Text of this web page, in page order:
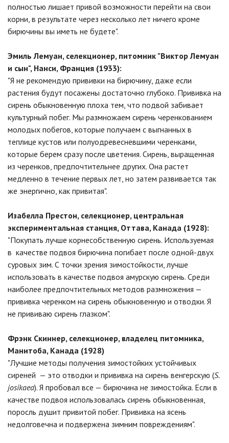
полностью лишает привой возможности перейти на свои
корни, в результате через несколько лет ничего кроме
бирючины вы иметь не будете".
Эмиль Лемуан, селекционер, питомник "Виктор Лемуан
и сын", Нанси, Франция (1933):
"Я не рекомендую прививки на бирючину, даже если
растения будут посажены достаточно глубоко. Прививка на
сирень обыкновенную плоха тем, что подвой забивает
культурный побег. Мы размножаем сирень черенкованием
молодых побегов, которые получаем с выгнанных в
теплице кустов или полуодревесневшими черенками,
которые берем сразу после цветения. Сирень, выращенная
из черенков, предпочтительнее других. Она растет
медленно в течение первых лет, но затем развивается так
же энергично, как привитая".
Изабелла Престон, селекционер, центральная
экспериментальная станция, Оттава, Канада (1928):
"Покупать лучше корнесобственную сирень. Используемая
в качестве подвоя бирючина погибает после одной-двух
суровых зим. С точки зрения зимостойкости, лучше
использовать в качестве подвоя амурскую сирень. Среди
наиболее предпочтительных методов размножения —
прививка черенком на сирень обыкновенную и отводки. Я
не прививаю сирень глазком".
Фрэнк Скиннер, селекционер, владелец питомника,
Манитоба, Канада (1928)
"Лучшие методы получения зимостойких устойчивых
сиреней — это отводки и прививка на сирень венгерскую (S.
josikaea). Я пробовал все — бирючина не зимостойка. Если в
качестве подвоя использовалась сирень обыкновенная,
поросль душит привитой побег. Прививка на ясень
недолговечна и подвержена зимним повреждениям".